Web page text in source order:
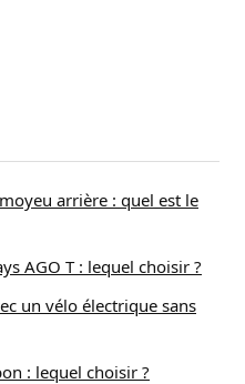
arrière : quel est le
AGO T : lequel choisir ?
un vélo électrique sans
: lequel choisir ?